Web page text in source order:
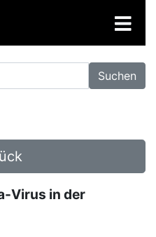
Suchen
Virus in der